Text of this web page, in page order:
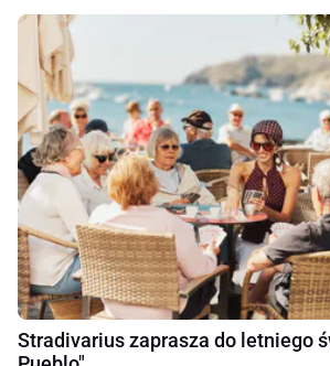
Stradivarius zaprasza do letniego